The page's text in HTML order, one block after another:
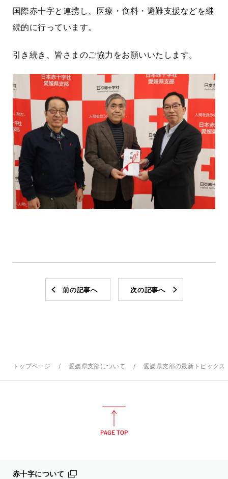
国際赤十字と連携し、医療・食料・避難支援などを継
続的に行っています。
引き続き、皆さまのご協力をお願いいたします。
前の記事へ 次の記事へ
トップページ 愛媛県支部について 愛媛県支部の最新トピックス
赤十字について